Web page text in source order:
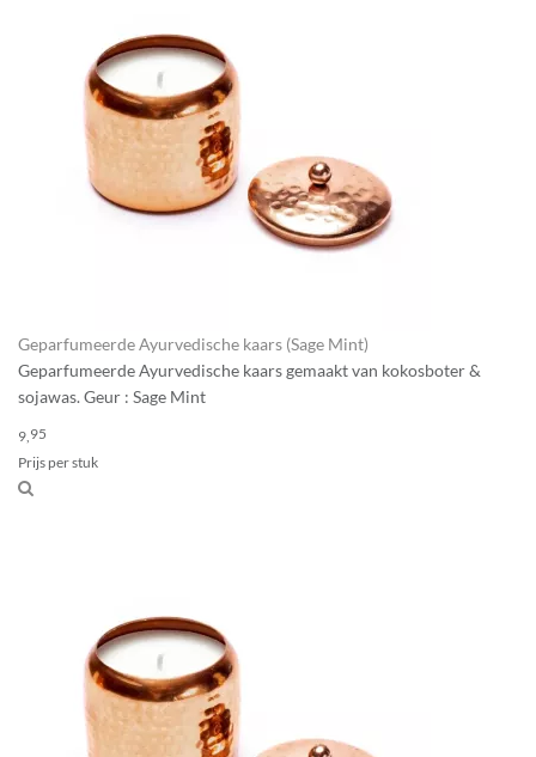
Geparfumeerde Ayurvedische kaars (Sage Mint)
Geparfumeerde Ayurvedische kaars gemaakt van kokosboter &
sojawas. Geur : Sage Mint
9, 95
Prijs per stuk